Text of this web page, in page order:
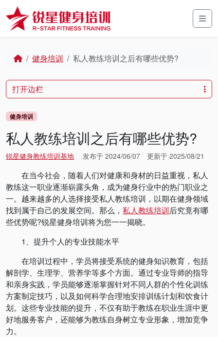
Skip to content
Skip to footer
Home健身培训 私人教练培训之后有哪些优势?
健身培训
私人教练培训之后有哪些优势?
锐星健身教练培训基地 发布于 2024/06/07 更新于 2025/08/21
在当今社会，随着人们对健康和身材的日益重视，私人
教练这一职业逐渐崭露头角，成为健身行业中的热门职业之
一。越来越多的人选择接受私人教练培训，以期在健身领域
找到属于自己的发展空间。那么， 私人教练培训后究竟有哪
些优势呢?锐星健身培训将为您一一揭晓。
1、提升个人的专业技能水平
在培训过程中，学员将接受系统的健身知识教育，包括
解剖学、生理学、营养学等多个方面。通过专业导师的指导
和亲身实践，学员能够逐渐掌握针对不同人群的个性化训练
方案制定技巧，以及如何科学合理地安排训练计划和饮食计
划。这些专业技能的提升，不仅有助于教练在职业生涯中更
好地服务客户，还能够为教练自身树立专业形象，增加竞争
力。
打开边栏